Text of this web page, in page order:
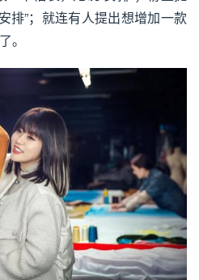
排”；就连有人提出想增加一款
。